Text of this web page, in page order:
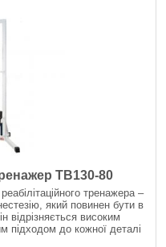
TB130-80
тренажера –
який повинен бути в
відрізняється високим
підходом до кожної деталі